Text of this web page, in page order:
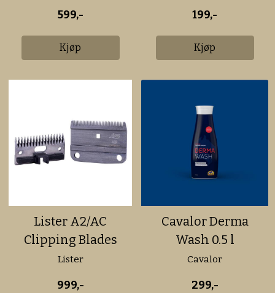
599,-
Kjøp
199,-
Kjøp
Lister A2/AC
Clipping Blades
Medium 2,5 mm
Lister
999,-
Cavalor Derma
Wash 0.5 l
Cavalor
299,-